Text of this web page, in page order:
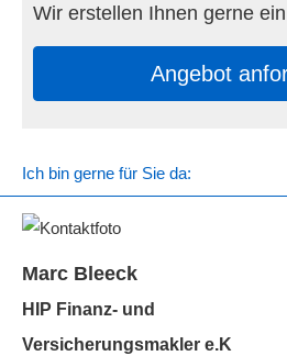
Wir erstellen Ihnen gerne
An­ge­bot
Ich bin gerne für Sie da:
Marc Bleeck
HIP Finanz- und
Ver­sicherungs­makler e.K